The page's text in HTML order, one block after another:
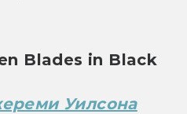
Blades in Black
Уилсона